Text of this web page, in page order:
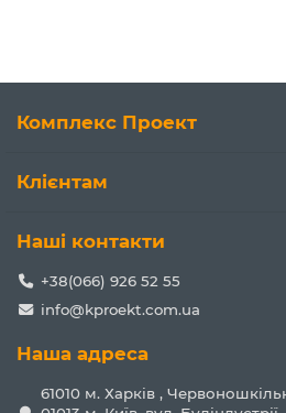
Комплекс Проект
Клієнтам
Наші контакти
+38(066) 926 52 55
info@kproekt.com.ua
Наша адреса
61010 м. Харків ,